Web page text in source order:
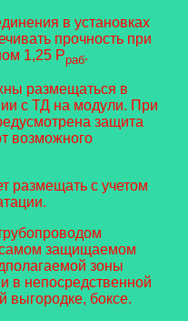
в установках
прочность при
1,25 Pраб.
размещаться в
с ТД на модули. При
защита
возможного
размещать с учетом
самом защищаемом
зоны
в непосредственной
выгородке, боксе.